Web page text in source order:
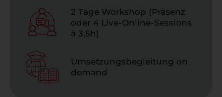
2 Tage Workshop (Präsenz
oder 4 Live-Online-Sessions
à 3,5h)
Umsetzungsbegleitung on
demand